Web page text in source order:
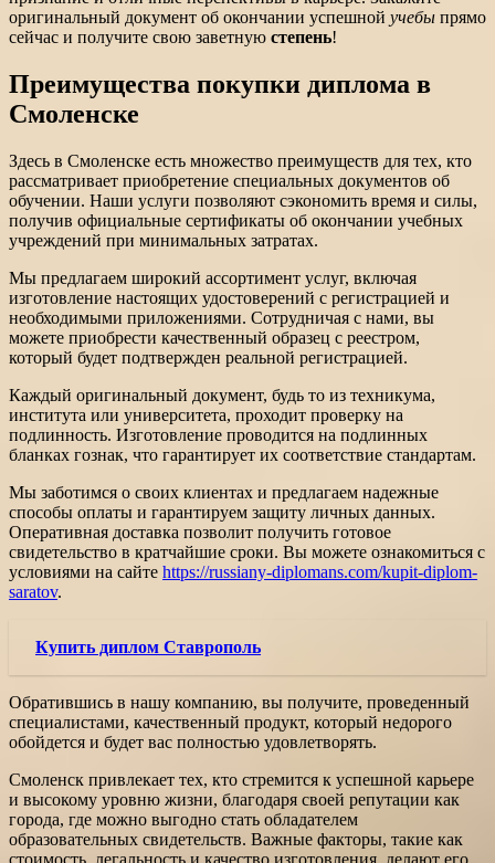
оригинальный документ об окончании успешной учебы прямо
сейчас и получите свою заветную степень!
Преимущества покупки диплома в
Смоленске
Здесь в Смоленске есть множество преимуществ для тех, кто
рассматривает приобретение специальных документов об
обучении. Наши услуги позволяют сэкономить время и силы,
получив официальные сертификаты об окончании учебных
учреждений при минимальных затратах.
Мы предлагаем широкий ассортимент услуг, включая
изготовление настоящих удостоверений с регистрацией и
необходимыми приложениями. Сотрудничая с нами, вы
можете приобрести качественный образец с реестром,
который будет подтвержден реальной регистрацией.
Каждый оригинальный документ, будь то из техникума,
института или университета, проходит проверку на
подлинность. Изготовление проводится на подлинных
бланках гознак, что гарантирует их соответствие стандартам.
Мы заботимся о своих клиентах и предлагаем надежные
способы оплаты и гарантируем защиту личных данных.
Оперативная доставка позволит получить готовое
свидетельство в кратчайшие сроки. Вы можете ознакомиться с
условиями на сайте https://russiany-diplomans.com/kupit-diplom-
saratov.
Купить диплом Ставрополь
Обратившись в нашу компанию, вы получите, проведенный
специалистами, качественный продукт, который недорого
обойдется и будет вас полностью удовлетворять.
Смоленск привлекает тех, кто стремится к успешной карьере
и высокому уровню жизни, благодаря своей репутации как
города, где можно выгодно стать обладателем
образовательных свидетельств. Важные факторы, такие как
стоимость, легальность и качество изготовления, делают его